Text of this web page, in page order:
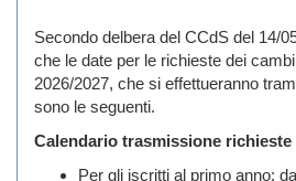
Secondo delbera del CCdS del 14/
che le date per le richieste dei
2026/2027, che si effettueranno
sono le seguenti.
Calendario trasmissione
Per gli iscritti al primo anno: